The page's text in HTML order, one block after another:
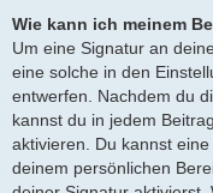
Wie kann ich meinem
Um eine Signatur an
eine solche in den
entwerfen. Nachdem du
kannst du in jedem
aktivieren. Du kannst
deinem persönlichen